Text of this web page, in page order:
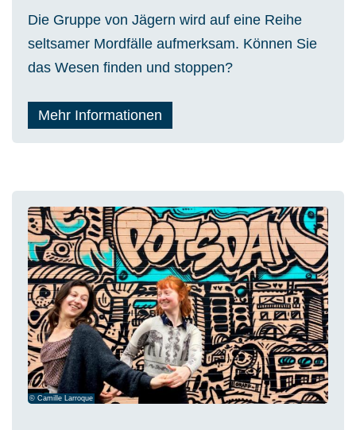
Die Gruppe von Jägern wird auf eine Reihe
seltsamer Mordfälle aufmerksam. Können Sie
das Wesen finden und stoppen?
Mehr Informationen
© Camille Larroque